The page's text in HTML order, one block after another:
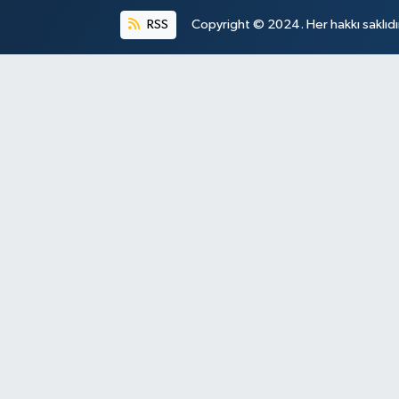
RSS Copyright © 2024. Her hakkı